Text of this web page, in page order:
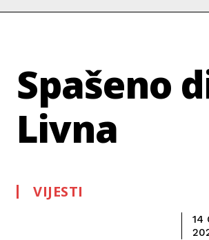
Spašeno
Livna
VIJESTI
14